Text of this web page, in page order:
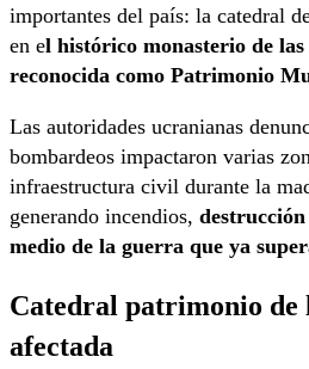
importantes del país: la catedral
en el histórico monasterio de
reconocida como Patrimonio
Las autoridades ucranianas
bombardeos impactaron varias
infraestructura civil durante la
generando incendios,
medio de la guerra que ya
Catedral patrimonio de
afectada